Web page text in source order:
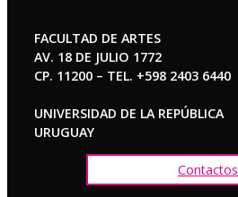
FACULTAD DE ARTES
AV. 18 DE JULIO 1772
CP. 11200 – TEL. +598 2403 6440
UNIVERSIDAD DE LA REPÚBLICA
URUGUAY
Contactos